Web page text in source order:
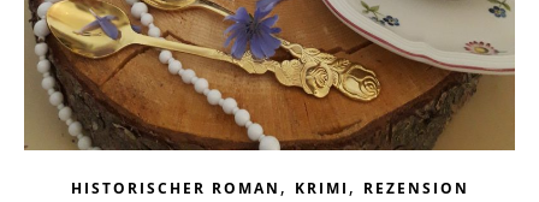
HISTORISCHER ROMAN , KRIMI , REZENSION